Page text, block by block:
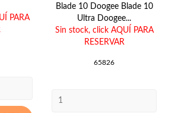
PARA
Blade 10 Doogee Blade 10
Ultra Doogee...
Sin stock, click AQUÍ PARA
RESERVAR
65826